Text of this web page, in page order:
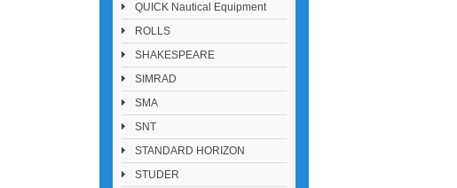
QUICK Nautical Equipment
ROLLS
SHAKESPEARE
SIMRAD
SMA
SNT
STANDARD HORIZON
STUDER